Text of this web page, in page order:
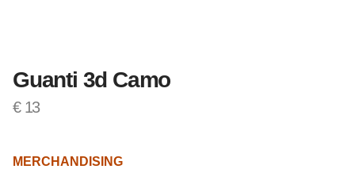
Guanti 3d Camo
€13
MERCHANDISING